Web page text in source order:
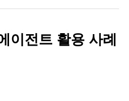
이전트 활용 사례